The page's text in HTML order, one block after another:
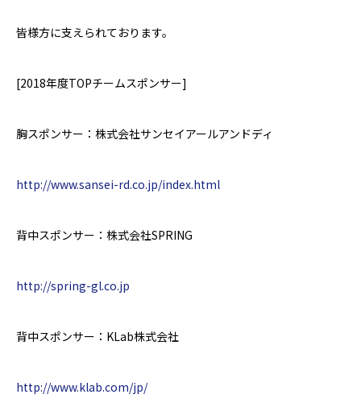
皆様方に支えられております。
[2018年度TOPチームスポンサー]
胸スポンサー：株式会社サンセイアールアンドディ
http://www.sansei-rd.co.jp/index.html
背中スポンサー：株式会社SPRING
http://spring-gl.co.jp
背中スポンサー： KLab株式会社
http://www.klab.com/jp/